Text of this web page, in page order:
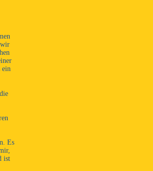
ein
Es
ist